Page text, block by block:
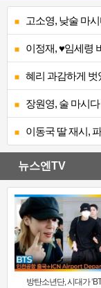
고소영, 낮술 마
이정재, ♥임세령
혜리 과감하게 벗
장원영, 술 마시
이동국 딸 재시,
뉴스엔TV
방탄소년단, 시대가